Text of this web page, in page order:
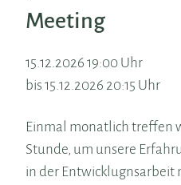
Meeting
15.12.2026 19:00 Uhr
bis 15.12.2026 20:15 Uhr
Einmal monatlich treffen
Stunde, um unsere
in der Entwicklugnsarbeit